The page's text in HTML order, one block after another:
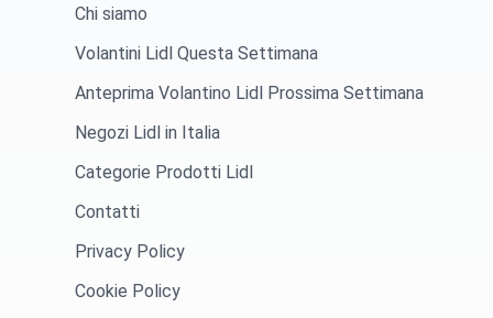
Chi siamo
Volantini Lidl Questa Settimana
Anteprima Volantino Lidl Prossima Settimana
Negozi Lidl in Italia
Categorie Prodotti Lidl
Contatti
Privacy Policy
Cookie Policy